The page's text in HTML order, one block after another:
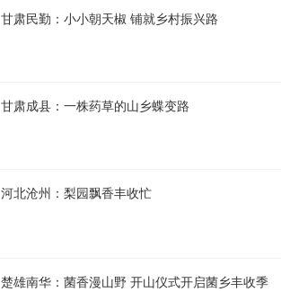
甘肃民勤：小小朝天椒 铺就乡村振兴路
甘肃成县：一株药草的山乡蝶变路
河北沧州：梨园飘香丰收忙
楚雄南华：菌香漫山野 开山仪式开启菌乡丰收季